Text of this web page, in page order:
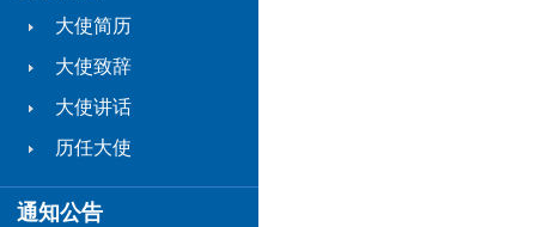
大使简历
大使致辞
大使讲话
历任大使
通知公告